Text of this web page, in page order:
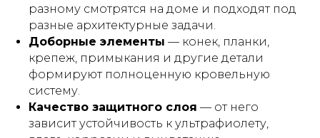
разному смотрятся на доме и подходят под
разные архитектурные задачи.
Доборные элементы — конек, планки,
крепеж, примыкания и другие детали
формируют полноценную кровельную
систему.
Качество защитного слоя — от него
зависит устойчивость к ультрафиолету,